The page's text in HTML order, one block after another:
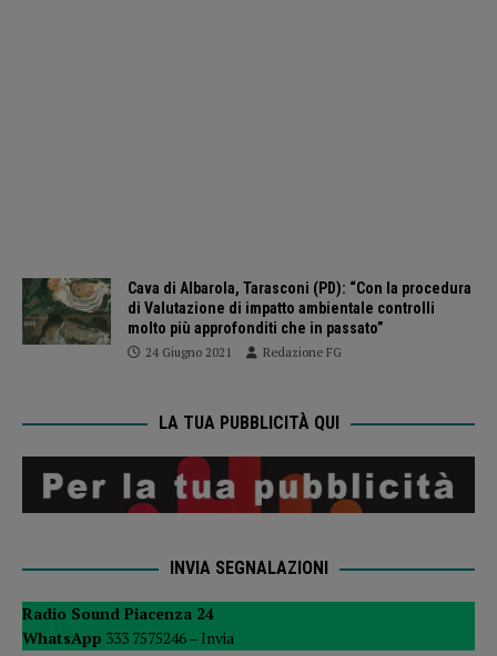
Cava di Albarola, Tarasconi (PD): “Con la procedura
di Valutazione di impatto ambientale controlli
molto più approfonditi che in passato”
24 Giugno 2021 Redazione FG
LA TUA PUBBLICITÀ QUI
INVIA SEGNALAZIONI
Radio Sound Piacenza 24
WhatsApp 333 7575246 – Invia